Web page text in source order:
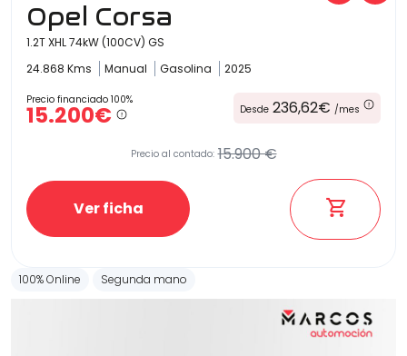
Opel Corsa
1.2T XHL 74kW (100CV) GS
24.868 Kms
Manual Gasolina 2025
Precio financiado 100%
15.200€ Desde 236,62€ /mes
Precio al contado: 15.900 €
Ver ficha
100% Online Segunda mano